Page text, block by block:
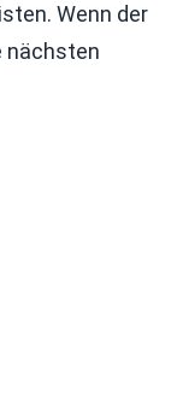
Wenn der
nächsten